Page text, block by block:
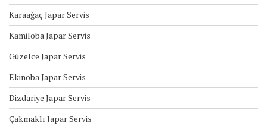
Karaağaç Japar Servis
Kamiloba Japar Servis
Güzelce Japar Servis
Ekinoba Japar Servis
Dizdariye Japar Servis
Çakmaklı Japar Servis